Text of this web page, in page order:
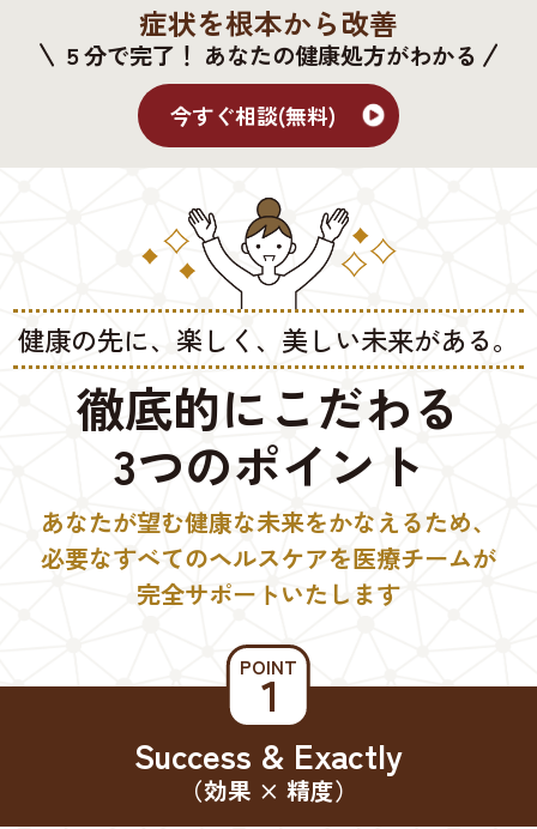
症状を根本から改善
５分で完了！ あなたの健康処方がわかる
今すぐ相談(無料)
健康の先に、楽しく、美しい未来がある。
徹底的にこだわる
3つのポイント
あなたが望む健康な未来をかなえるため、
必要なすべてのヘルスケアを医療チームが
完全サポートいたします
POINT
１
Success & Exactly
（効果 × 精度）